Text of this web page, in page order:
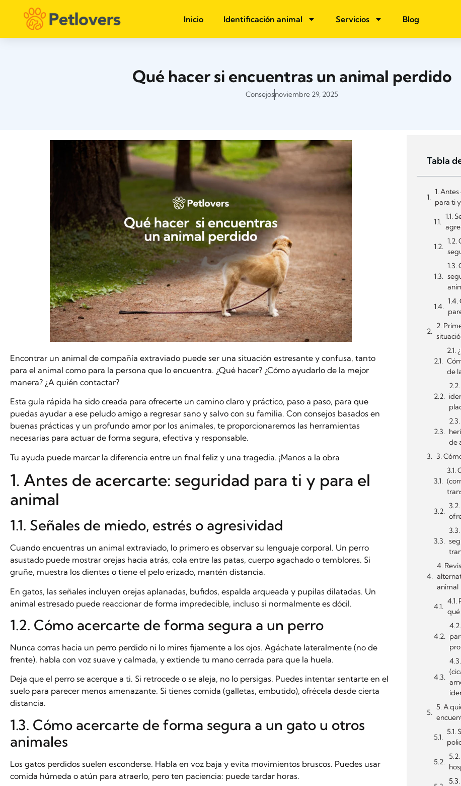
Inicio Identificación animal Servicios Blog
Qué hacer si encuentras un animal perdido
Consejosnoviembre 29, 2025
Encontrar un animal de compañía extraviado puede ser una situación estresante y confusa, tanto
para el animal como para la persona que lo encuentra. ¿Qué hacer? ¿Cómo ayudarlo de la mejor
manera? ¿A quién contactar?
Esta guía rápida ha sido creada para ofrecerte un camino claro y práctico, paso a paso, para que
puedas ayudar a ese peludo amigo a regresar sano y salvo con su familia. Con consejos basados en
buenas prácticas y un profundo amor por los animales, te proporcionaremos las herramientas
necesarias para actuar de forma segura, efectiva y responsable.
Tu ayuda puede marcar la diferencia entre un final feliz y una tragedia. ¡Manos a la obra
1. Antes de acercarte: seguridad para ti y para el
animal
1.1. Señales de miedo, estrés o agresividad
Cuando encuentras un animal extraviado, lo primero es observar su lenguaje corporal. Un perro
asustado puede mostrar orejas hacia atrás, cola entre las patas, cuerpo agachado o temblores. Si
gruñe, muestra los dientes o tiene el pelo erizado, mantén distancia.
En gatos, las señales incluyen orejas aplanadas, bufidos, espalda arqueada y pupilas dilatadas. Un
animal estresado puede reaccionar de forma impredecible, incluso si normalmente es dócil.
1.2. Cómo acercarte de forma segura a un perro
Nunca corras hacia un perro perdido ni lo mires fijamente a los ojos. Agáchate lateralmente (no de
frente), habla con voz suave y calmada, y extiende tu mano cerrada para que la huela.
Deja que el perro se acerque a ti. Si retrocede o se aleja, no lo persigas. Puedes intentar sentarte en el
suelo para parecer menos amenazante. Si tienes comida (galletas, embutido), ofrécela desde cierta
distancia.
1.3. Cómo acercarte de forma segura a un gato u otros
animales
Los gatos perdidos suelen esconderse. Habla en voz baja y evita movimientos bruscos. Puedes usar
comida húmeda o atún para atraerlo, pero ten paciencia: puede tardar horas.
Tabla
1.
para ti
1.1.
1.2.
1.3.
1.4.
2.
2.1.
de
de
3.
3.1.
4.
animal
4.1.
5. A
5.1.